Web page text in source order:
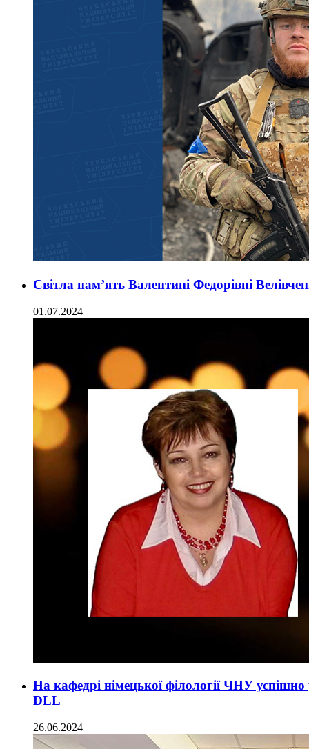
Світла пам’ять Валентині Федорівні
01.07.2024
На кафедрі німецької філології ЧНУ
DLL
26.06.2024